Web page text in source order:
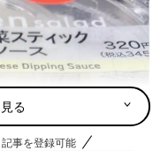
る
事を登録可能